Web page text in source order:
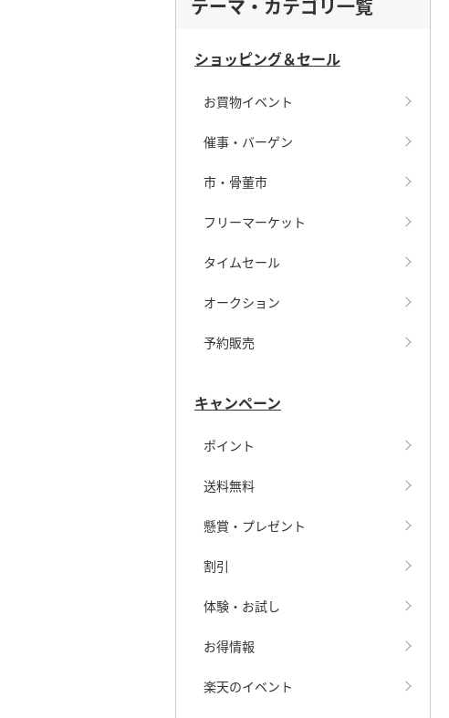
テーマ・カテゴリ一覧
ショッピング＆セール
お買物イベント
催事・バーゲン
市・骨董市
フリーマーケット
タイムセール
オークション
予約販売
キャンペーン
ポイント
送料無料
懸賞・プレゼント
割引
体験・お試し
お得情報
楽天のイベント